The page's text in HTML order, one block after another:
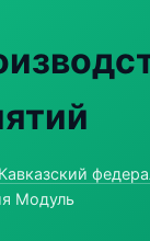
Модуль